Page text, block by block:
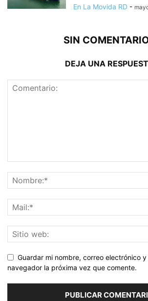
En La Movida RD -
SIN
DEJA UNA
Guardar mi nombre, correo electrónico
navegador la próxima vez que comente.